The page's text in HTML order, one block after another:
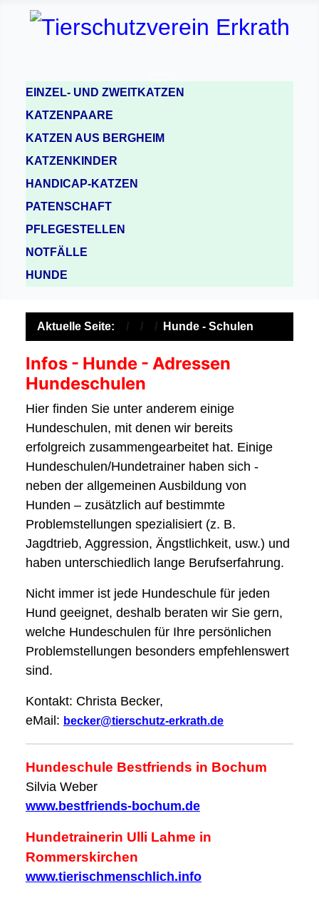
EINZEL- UND ZWEITKATZEN
KATZENPAARE
KATZEN AUS BERGHEIM
KATZENKINDER
HANDICAP-KATZEN
PATENSCHAFT
PFLEGESTELLEN
NOTFÄLLE
HUNDE
Aktuelle Seite: Hunde - Schulen
Infos - Hunde - Adressen
Hundeschulen
Hier finden Sie unter anderem einige
Hundeschulen, mit denen wir bereits
erfolgreich zusammengearbeitet hat. Einige
Hundeschulen/Hundetrainer haben sich -
neben der allgemeinen Ausbildung von
Hunden – zusätzlich auf bestimmte
Problemstellungen spezialisiert (z. B.
Jagdtrieb, Aggression, Ängstlichkeit, usw.) und
haben unterschiedlich lange Berufserfahrung.
Nicht immer ist jede Hundeschule für jeden
Hund geeignet, deshalb beraten wir Sie gern,
welche Hundeschulen für Ihre persönlichen
Problemstellungen besonders empfehlenswert
sind.
Kontakt: Christa Becker,
eMail: becker@tierschutz-erkrath.de
Hundeschule Bestfriends in Bochum
Silvia Weber
www.bestfriends-bochum.de
Hundetrainerin Ulli Lahme in
Rommerskirchen
www.tierischmenschlich.info